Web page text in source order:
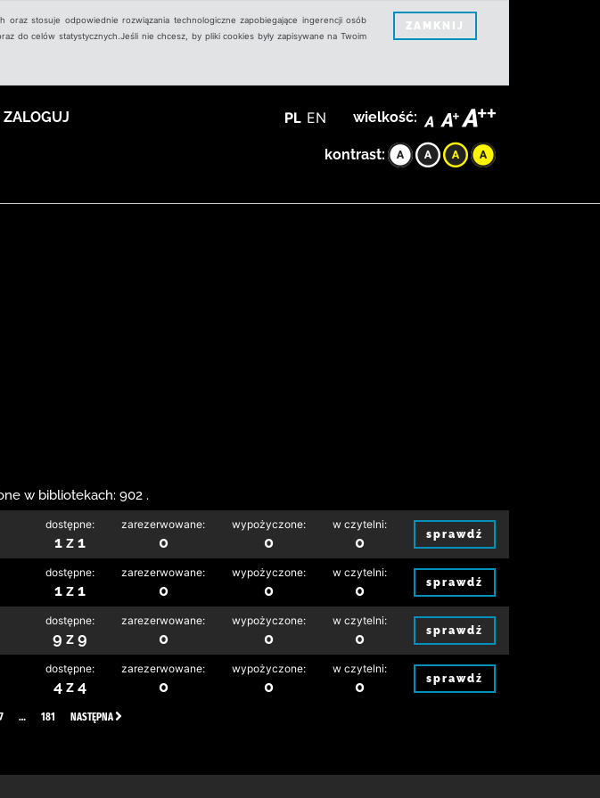
stosuje odpowiednie rozwiązania technologiczne zapobiegające ingerencji osób
do celów statystycznych.Jeśli nie chcesz, by pliki cookies były zapisywane na Twoim
ZAMKNIJ
PL EN wielkość:
kontrast:
w bibliotekach: 902 .
dostępne:
1 z 1
zarezerwowane:
0
wypożyczone:
0
w czytelni:
0 sprawdź
dostępne:
1 z 1
zarezerwowane:
0
wypożyczone:
0
w czytelni:
0 sprawdź
dostępne:
9 z 9
zarezerwowane:
0
wypożyczone:
0
w czytelni:
0 sprawdź
dostępne:
4 z 4
zarezerwowane:
0
wypożyczone:
0
w czytelni:
0 sprawdź
7 … 181 NASTĘPNA